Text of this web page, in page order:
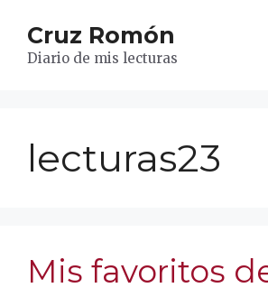
contenido
Cruz Romón
Diario de mis lecturas
lecturas23
Mis favoritos